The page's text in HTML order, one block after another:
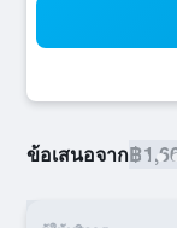
ข้อเสนอจาก฿